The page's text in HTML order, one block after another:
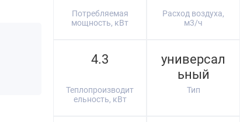
Потребляемая
мощность, кВт
Расход воздуха,
м3/ч
4.3
Теплопроизводит
ельность, кВт
универсал
ьный
Тип